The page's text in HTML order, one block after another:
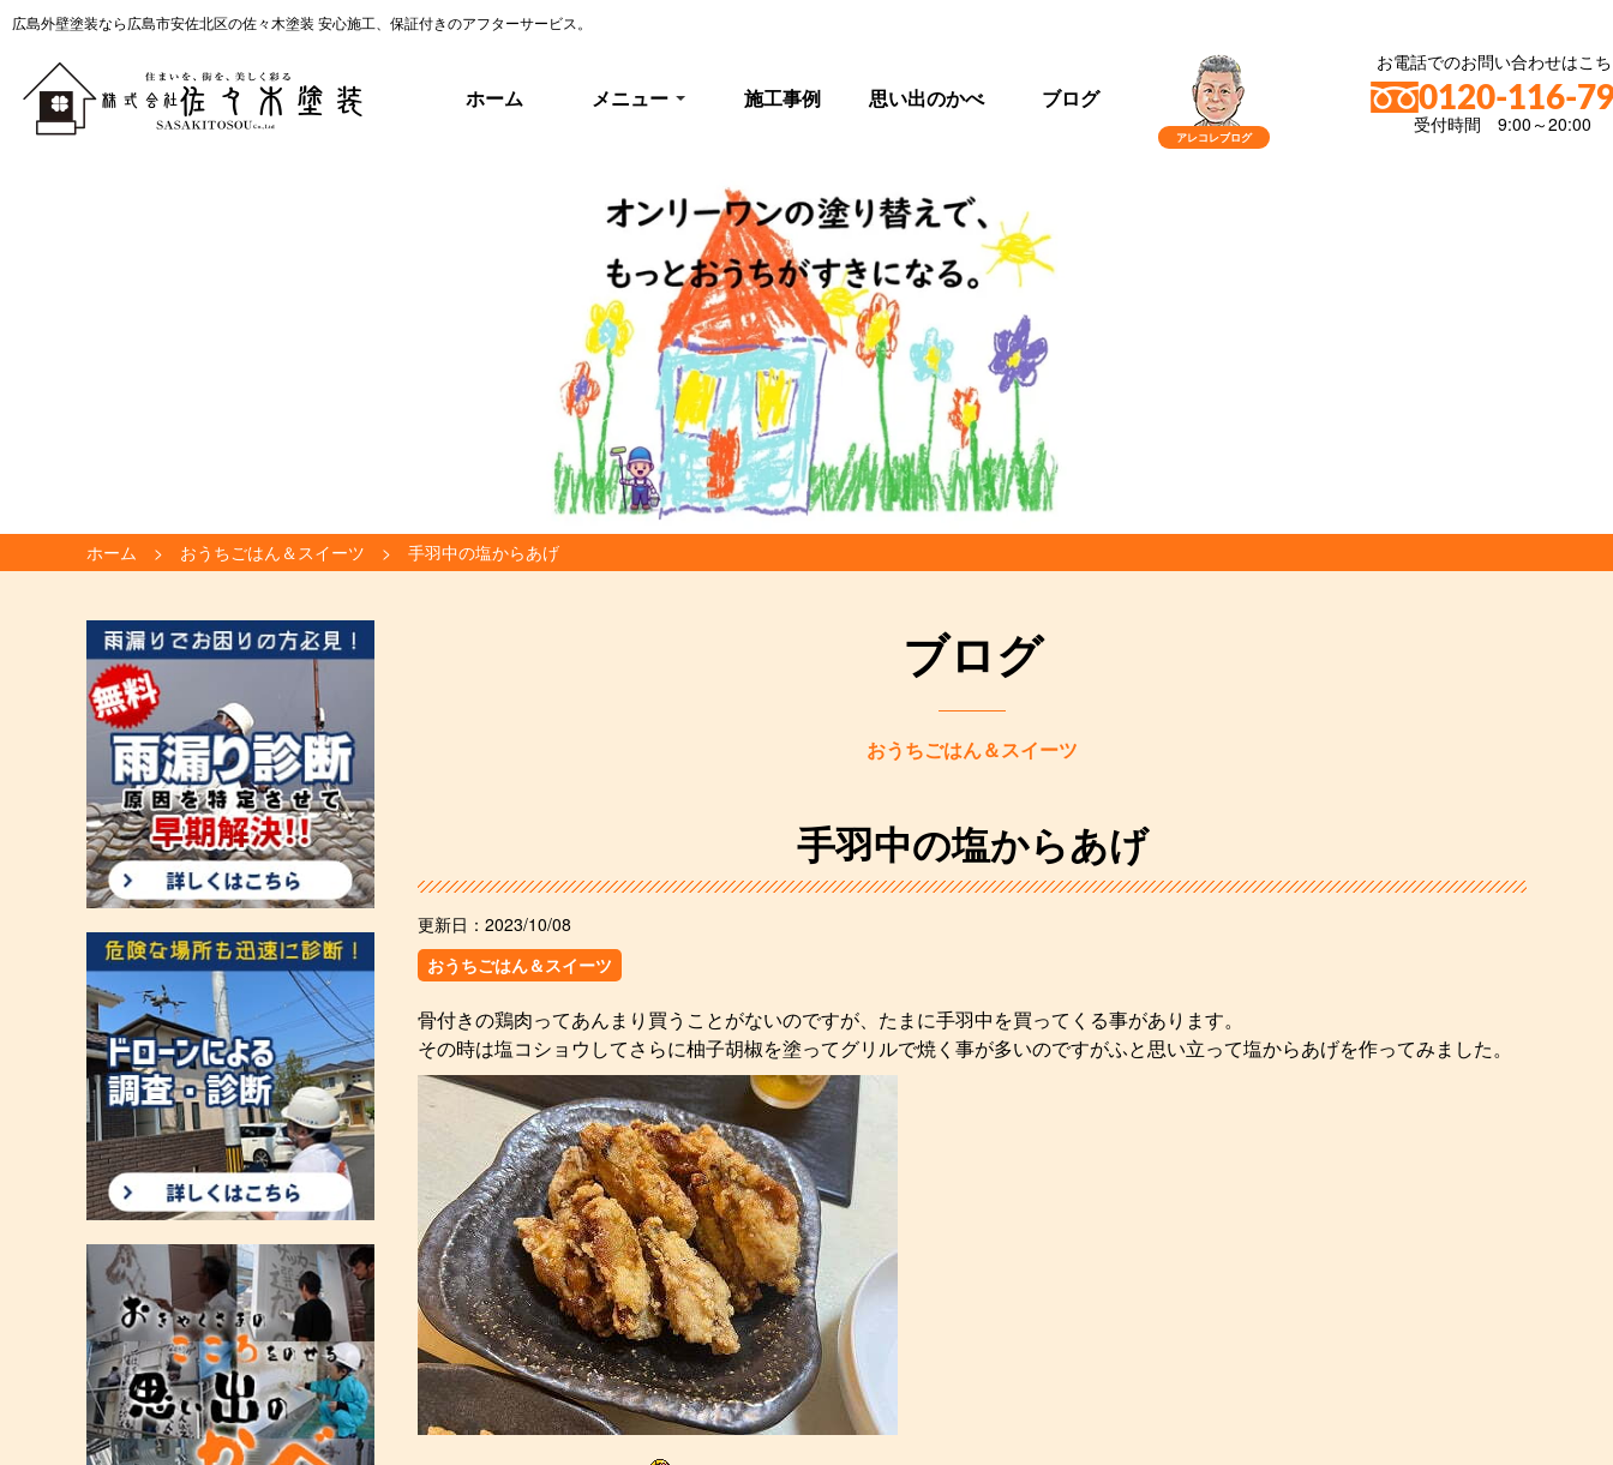
広島外壁塗装なら広島市安佐北区の佐々木塗装 安心施工、保証付きのアフターサービス。
ホーム メニュー 施工事例 思い出のかべ ブログ
お電話でのお問い合わせはこ
0120-116-
受付時間 9:00～20:00
ホーム おうちごはん＆スイーツ 手羽中の塩からあげ
ブログ
おうちごはん＆スイーツ
手羽中の塩からあげ
更新日： 2023/10/08
おうちごはん＆スイーツ
骨付きの鶏肉ってあんまり買うことがないのですが、たまに手羽中を買ってくる事があります。
その時は塩コショウしてさらに柚子胡椒を塗ってグリルで焼く事が多いのですがふと思い立って塩からあげを作ってみました。